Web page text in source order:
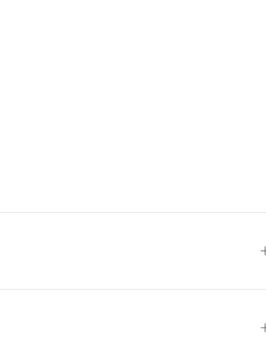
viel eigener Freude an schönen Uhren
bei Juwelier Roberto.